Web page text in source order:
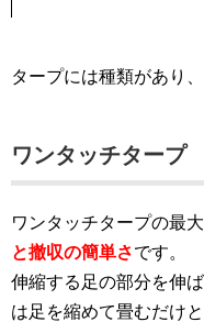
タープには種類があり
ワンタッチタープ
ワンタッチタープの最
と撤収の簡単さです。
伸縮する足の部分を伸
は足を縮めて畳むだけ